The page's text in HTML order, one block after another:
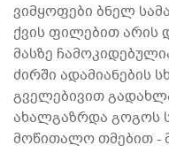
ვიმყოფები ბნელ
ქვის ფილებით არის
მასზე
ძირში ადამიანების
გველებივით
ახალგაზრდა გოგოს
მოწითალო თმებით -